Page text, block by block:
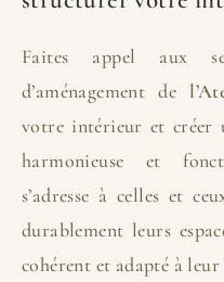
Faites appel aux
d’aménagement de
votre intérieur et créer
harmonieuse et
s’adresse à celles et
durablement leurs
cohérent et adapté à leur